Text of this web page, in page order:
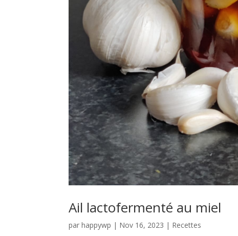
Ail lactofermenté au miel
parhappywp | Nov 16, 2023 | Recettes